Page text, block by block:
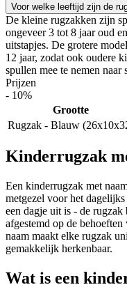
Voor welke leeftijd zijn de
De kleine rugzakken zijn
ongeveer 3 tot 8 jaar oud
uitstapjes. De grotere
12 jaar, zodat ook oudere
spullen mee te nemen
Prijzen
- 10%
Grootte
Rugzak - Blauw
Kinderrugzak
Een kinderrugzak met
metgezel voor het
een dagje uit is - de rugzak
afgestemd op de
naam maakt elke rugzak
gemakkelijk herkenbaar.
Wat is een